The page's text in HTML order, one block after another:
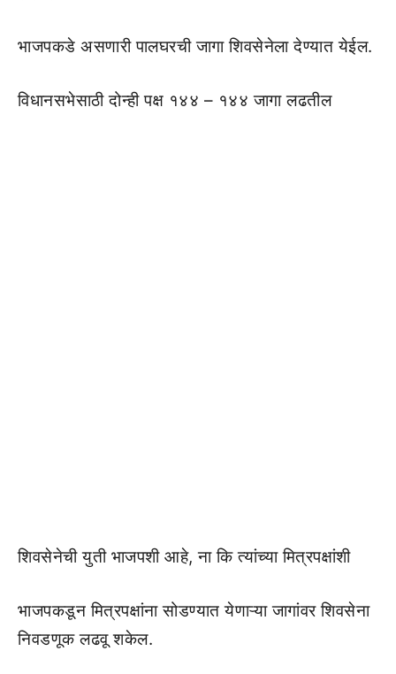
भाजपकडे असणारी पालघरची जागा शिवसेनेला देण्यात येईल.
विधानसभेसाठी दोन्ही पक्ष १४४ – १४४ जागा लढतील
शिवसेनेची युती भाजपशी आहे, ना कि त्यांच्या मित्रपक्षांशी
भाजपकडून मित्रपक्षांना सोडण्यात येणाऱ्या जागांवर शिवसेना
निवडणूक लढवू शकेल.